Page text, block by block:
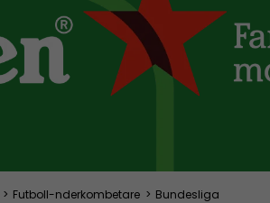
> Futboll-nderkombetare > Bundesliga